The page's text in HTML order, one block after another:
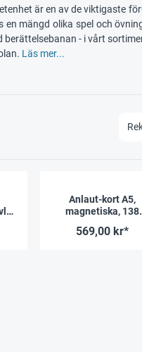
är en av de viktigaste
mängd olika spel och
- i vårt
Läs mer...
Anlaut-kort A5,
magnetiska, 138
569,00 kr*